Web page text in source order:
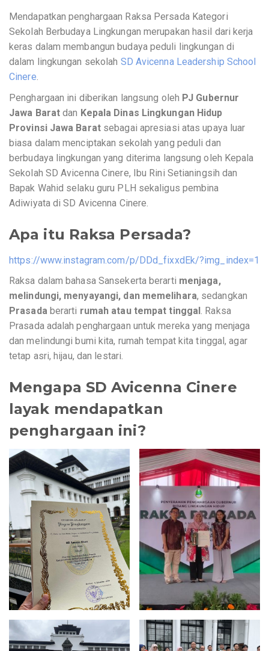
Mendapatkan penghargaan Raksa Persada Kategori
Sekolah Berbudaya Lingkungan merupakan hasil dari kerja
keras dalam membangun budaya peduli lingkungan di
dalam lingkungan sekolah SD Avicenna Leadership School
Cinere.
Penghargaan ini diberikan langsung oleh PJ Gubernur
Jawa Barat dan Kepala Dinas Lingkungan Hidup
Provinsi Jawa Baratsebagai apresiasi atas upaya luar
biasa dalam menciptakan sekolah yang peduli dan
berbudaya lingkungan yang diterima langsung oleh Kepala
Sekolah SD Avicenna Cinere, Ibu Rini Setianingsih dan
Bapak Wahid selaku guru PLH sekaligus pembina
Adiwiyata di SD Avicenna Cinere.
Apa itu Raksa Persada?
https://www.instagram.com/p/DDd_fixxdEk/?img_index=1
Raksa dalam bahasa Sansekerta berarti menjaga,
melindungi, menyayangi, dan memelihara, sedangkan
Prasadaberarti rumah atau tempat tinggal. Raksa
Prasada adalah penghargaan untuk mereka yang menjaga
dan melindungi bumi kita, rumah tempat kita tinggal, agar
tetap asri, hijau, dan lestari.
Mengapa SD Avicenna Cinere
layak mendapatkan
penghargaan ini?